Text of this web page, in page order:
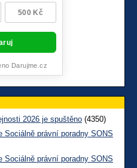
2026 je spuštěno (4350)
Sociálně právní poradny SONS
Sociálně právní poradny SONS